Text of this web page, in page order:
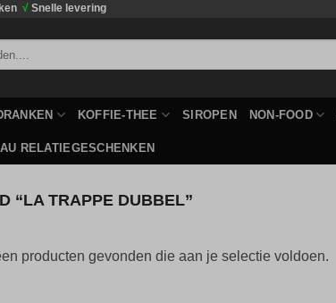
√ Snelle levering
KOFFIE-THEE SIROPEN NON-FOOD
RELATIEGESCHENKEN
“LA TRAPPE DUBBEL”
producten gevonden die aan je selectie voldoen.